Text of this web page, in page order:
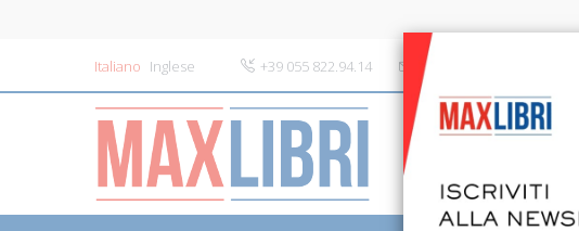
Italiano Inglese +39 055 822.94.14 info@maxlibri.it